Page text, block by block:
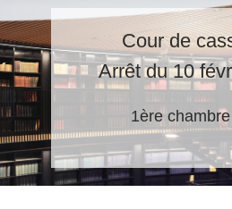
Cour de
Arrêt du 10
1ère